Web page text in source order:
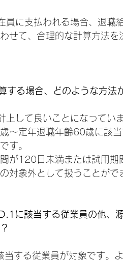
員に支払われる場合、退職
せて、合理的な計算方法を
る場合、どのような方法
して良いことになっていま
～定年退職年齢60歳に該当
す。
が120日未満または試用期
対象外として扱うことがで
に該当する従業員の他、
する従業員が対象です。